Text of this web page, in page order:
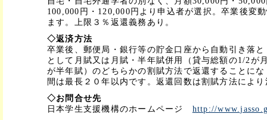
100,000円・120,000円より申込者が選択。卒業後変
ます。上限３％返還義務あり。
◇返済方法
卒業後、郵便局・銀行等の貯金口座から自動引き落
として月賦又は月賦・半年賦併用（貸与総額の1/2が
が半年賦）のどちらかの割賦方法で返還することに
間は最長２０年以内です。返還回数は割賦方法によ
◇お問合せ先
日本学生支援機構のホームページ http://